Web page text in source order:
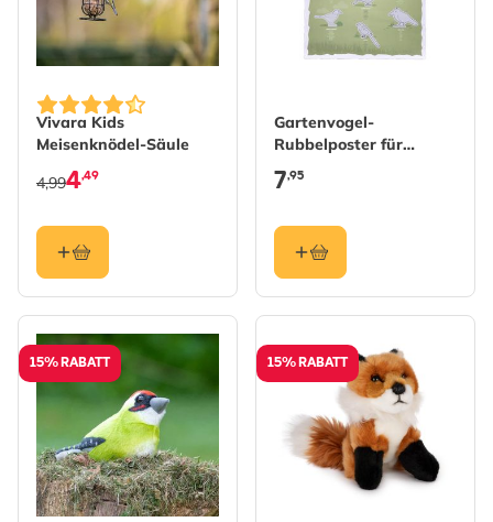
Vivara Kids
Meisenknödel-Säule
4,49
4,99
Gartenvogel-
Rubbelposter für
Kinder
7,95
15% RABATT 15% RABATT